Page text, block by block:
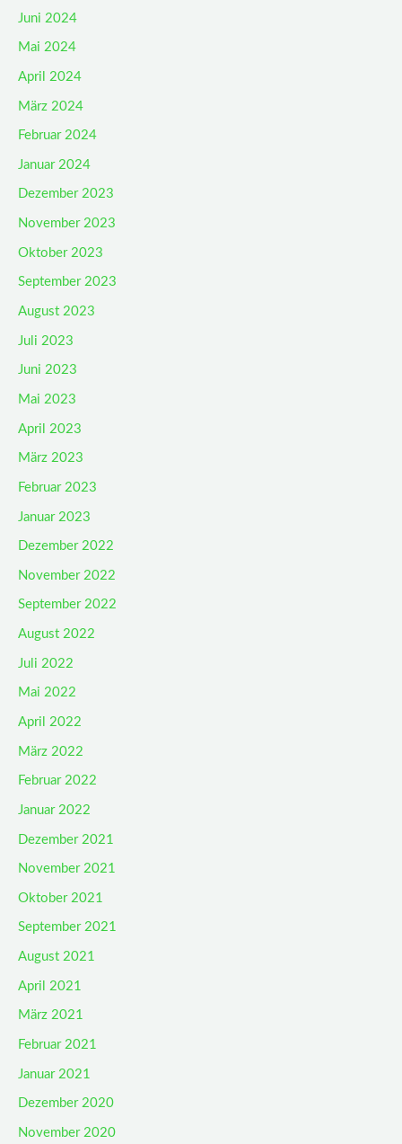
Juni 2024
Mai 2024
April 2024
März 2024
Februar 2024
Januar 2024
Dezember 2023
November 2023
Oktober 2023
September 2023
August 2023
Juli 2023
Juni 2023
Mai 2023
April 2023
März 2023
Februar 2023
Januar 2023
Dezember 2022
November 2022
September 2022
August 2022
Juli 2022
Mai 2022
April 2022
März 2022
Februar 2022
Januar 2022
Dezember 2021
November 2021
Oktober 2021
September 2021
August 2021
April 2021
März 2021
Februar 2021
Januar 2021
Dezember 2020
November 2020